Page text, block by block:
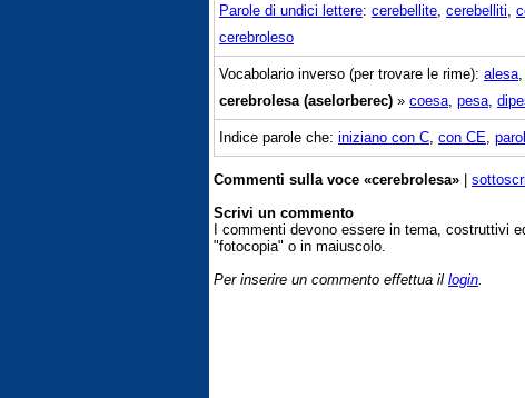
Parole di undici lettere: cerebellite cerebelliti
cerebroleso
Vocabolario inverso (per trovare le rime): alesa
cerebrolesa (aselorberec) » coesa pesa
Indice parole che: iniziano con C con CE
Commenti sulla voce «cerebrolesa» |
Scrivi un commento
I commenti devono essere in tema, costruttivi
"fotocopia" o in maiuscolo.
Per inserire un commento effettua il login